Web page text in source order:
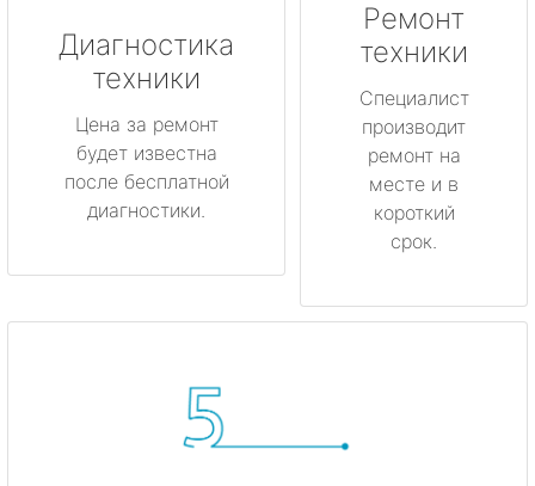
Диагностика
техники
Цена за ремонт
будет известна
после бесплатной
диагностики.
Ремонт
техники
Специалист
производит
ремонт на
месте и в
короткий
срок.